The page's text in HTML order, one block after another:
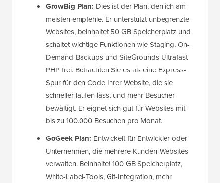
GrowBig Plan: Dies ist der Plan, den ich am
meisten empfehle. Er unterstützt unbegrenzte
Websites, beinhaltet 50 GB Speicherplatz und
schaltet wichtige Funktionen wie Staging, On-
Demand-Backups und SiteGrounds Ultrafast
PHP frei. Betrachten Sie es als eine Express-
Spur für den Code Ihrer Website, die sie
schneller laufen lässt und mehr Besucher
bewältigt. Er eignet sich gut für Websites mit
bis zu 100.000 Besuchen pro Monat.
GoGeek Plan: Entwickelt für Entwickler oder
Unternehmen, die mehrere Kunden-Websites
verwalten. Beinhaltet 100 GB Speicherplatz,
White-Label-Tools, Git-Integration, mehr